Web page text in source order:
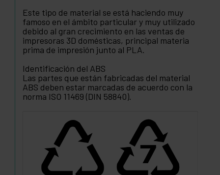
Este tipo de material se está haciendo muy
famoso en el ámbito particular y muy utilizado
debido al gran crecimiento en las ventas de
impresoras 3D domésticas, principal materia
prima de impresión junto al PLA.
Identificación del ABS
Las partes que están fabricadas del material
ABS deben estar marcadas de acuerdo con la
norma ISO 11469 (DIN 58840).